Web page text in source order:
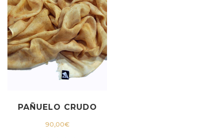
PAÑUELO CRUDO
90,00€